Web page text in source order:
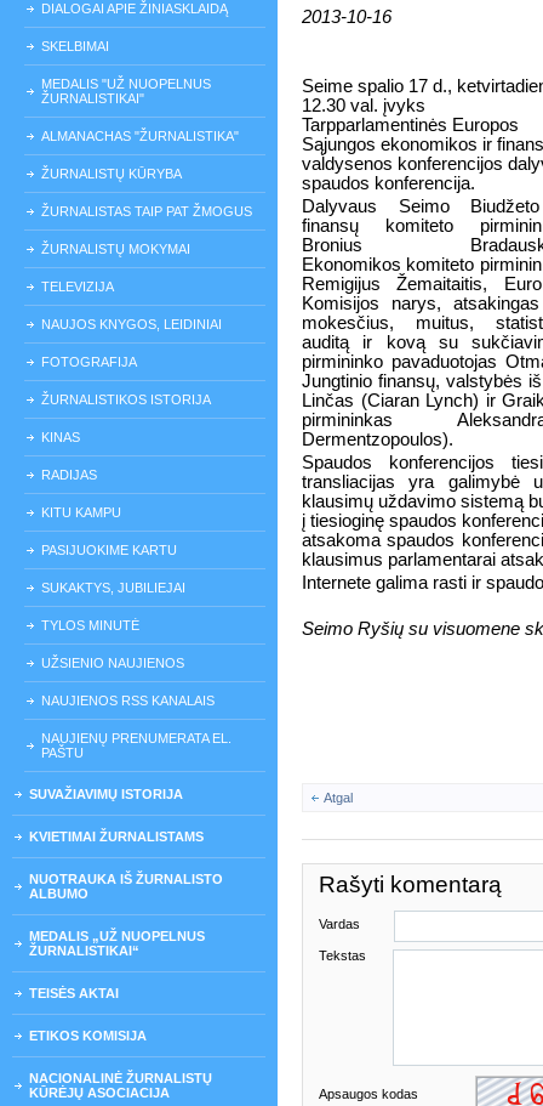
DIALOGAI APIE ŽINIASKLAIDĄ
SKELBIMAI
MEDALIS "UŽ NUOPELNUS
ŽURNALISTIKAI"
ALMANACHAS "ŽURNALISTIKA"
ŽURNALISTŲ KŪRYBA
ŽURNALISTAS TAIP PAT ŽMOGUS
ŽURNALISTŲ MOKYMAI
TELEVIZIJA
NAUJOS KNYGOS, LEIDINIAI
FOTOGRAFIJA
ŽURNALISTIKOS ISTORIJA
KINAS
RADIJAS
KITU KAMPU
PASIJUOKIME KARTU
SUKAKTYS, JUBILIEJAI
TYLOS MINUTĖ
UŽSIENIO NAUJIENOS
NAUJIENOS RSS KANALAIS
NAUJIENŲ PRENUMERATA EL.
PAŠTU
SUVAŽIAVIMŲ ISTORIJA
KVIETIMAI ŽURNALISTAMS
NUOTRAUKA IŠ ŽURNALISTO
ALBUMO
MEDALIS „UŽ NUOPELNUS
ŽURNALISTIKAI“
TEISĖS AKTAI
ETIKOS KOMISIJA
NACIONALINĖ ŽURNALISTŲ
KŪRĖJŲ ASOCIACIJA
2013-10-16
Seime spalio 17 d.,
12.30 val. įvyks
Tarpparlamentinės Europos
Sąjungos ekonomikos ir
valdysenos konferencijos
spaudos konferencija.
Dalyvaus Seimo
finansų komiteto
Bronius
Ekonomikos komiteto
Remigijus Žemaitaitis,
Komisijos narys,
mokesčius, muitus,
auditą ir kovą su
pirmininko pavaduotojas
Jungtinio finansų, valstybės
Linčas (Ciaran Lynch) ir
pirmininkas
Dermentzopoulos).
Spaudos konferencijos
transliacijas yra galimybė
klausimų uždavimo sistemą
į tiesioginę spaudos
atsakoma spaudos
klausimus parlamentarai
Internete galima rasti ir
Seimo Ryšių su visuomene
Atgal
Rašyti komentarą
Vardas
Tekstas
Apsaugos kodas